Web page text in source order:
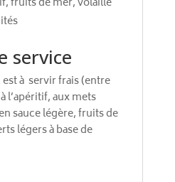
service
à servir frais (entre
l’apéritif, aux mets
sauce légère, fruits de
légers à base de